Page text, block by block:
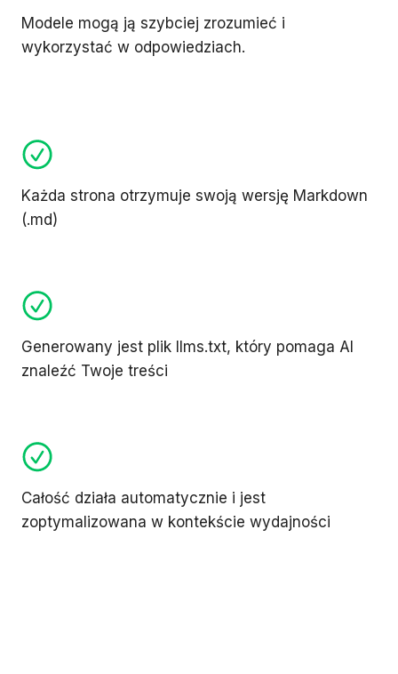
Modele mogą ją szybciej zrozumieć i
wykorzystać w odpowiedziach.
Każda strona otrzymuje swoją wersję Markdown
(.md)
Generowany jest plik llms.txt, który pomaga AI
znaleźć Twoje treści
Całość działa automatycznie i jest
zoptymalizowana w kontekście wydajności